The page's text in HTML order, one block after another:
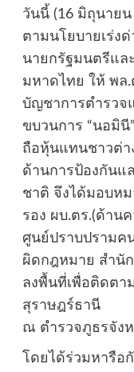
วันนี้ (16 มิถุนายน
ตามนโยบายเร่ง
นายกรัฐมนตรีแล
มหาดไทย ให้ พล
บัญชาการตำรวจ
ขบวนการ “นอมิ
ถือหุ้นแทนชาวต่
ด้านการป้องกันแ
ชาติ จึงได้มอบห
รอง ผบ.ตร.(ด้าน
ศูนย์ปราบปรามค
ผิดกฎหมาย สำนั
ลงพื้นที่เพื่อติดตา
สุราษฎร์ธานี
ณ ตำรวจภูธรจัง
โดยได้ร่วมหารื